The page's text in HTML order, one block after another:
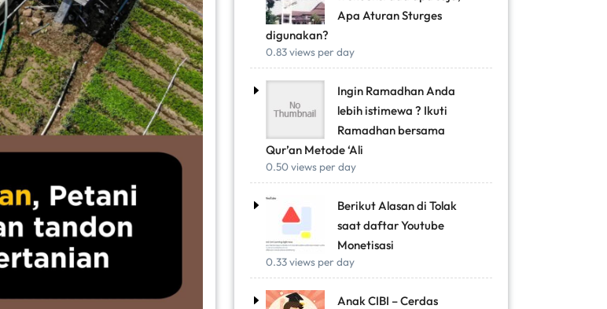
Apa Aturan Sturges
digunakan?
0.83 views per day
Ingin Ramadhan Anda
lebih istimewa ? Ikuti
Ramadhan bersama
Qur’an Metode ‘Ali
0.50 views per day
Berikut Alasan di Tolak
saat daftar Youtube
Monetisasi
0.33 views per day
Anak CIBI – Cerdas